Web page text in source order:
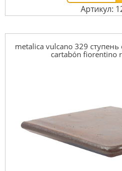
Артикул:
metalica vulcano 329
cartabón fiorentino